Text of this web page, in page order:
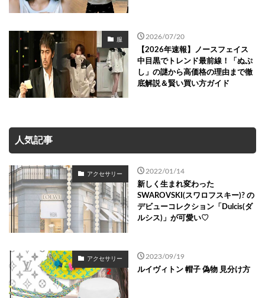
服 2026/07/20
【2026年速報】ノースフェイス
中目黒でトレンド最前線！「ぬぷ
し」の謎から高価格の理由まで徹
底解説＆賢い買い方ガイド
人気記事
アクセサリー 2022/01/14
新しく生まれ変わった
SWAROVSKI(スワロフスキー)? の
デビューコレクション「Dulcis(ダ
ルシス)」が可愛い♡
アクセサリー 2023/09/19
ルイヴィトン 帽子 偽物 見分け方